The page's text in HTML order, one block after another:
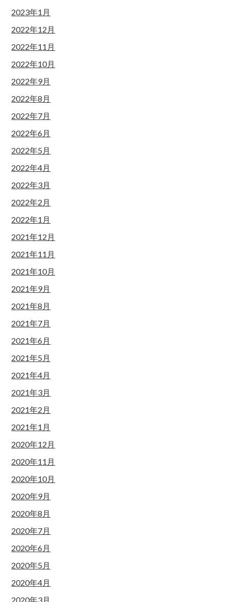
2023年1月
2022年12月
2022年11月
2022年10月
2022年9月
2022年8月
2022年7月
2022年6月
2022年5月
2022年4月
2022年3月
2022年2月
2022年1月
2021年12月
2021年11月
2021年10月
2021年9月
2021年8月
2021年7月
2021年6月
2021年5月
2021年4月
2021年3月
2021年2月
2021年1月
2020年12月
2020年11月
2020年10月
2020年9月
2020年8月
2020年7月
2020年6月
2020年5月
2020年4月
2020年3月